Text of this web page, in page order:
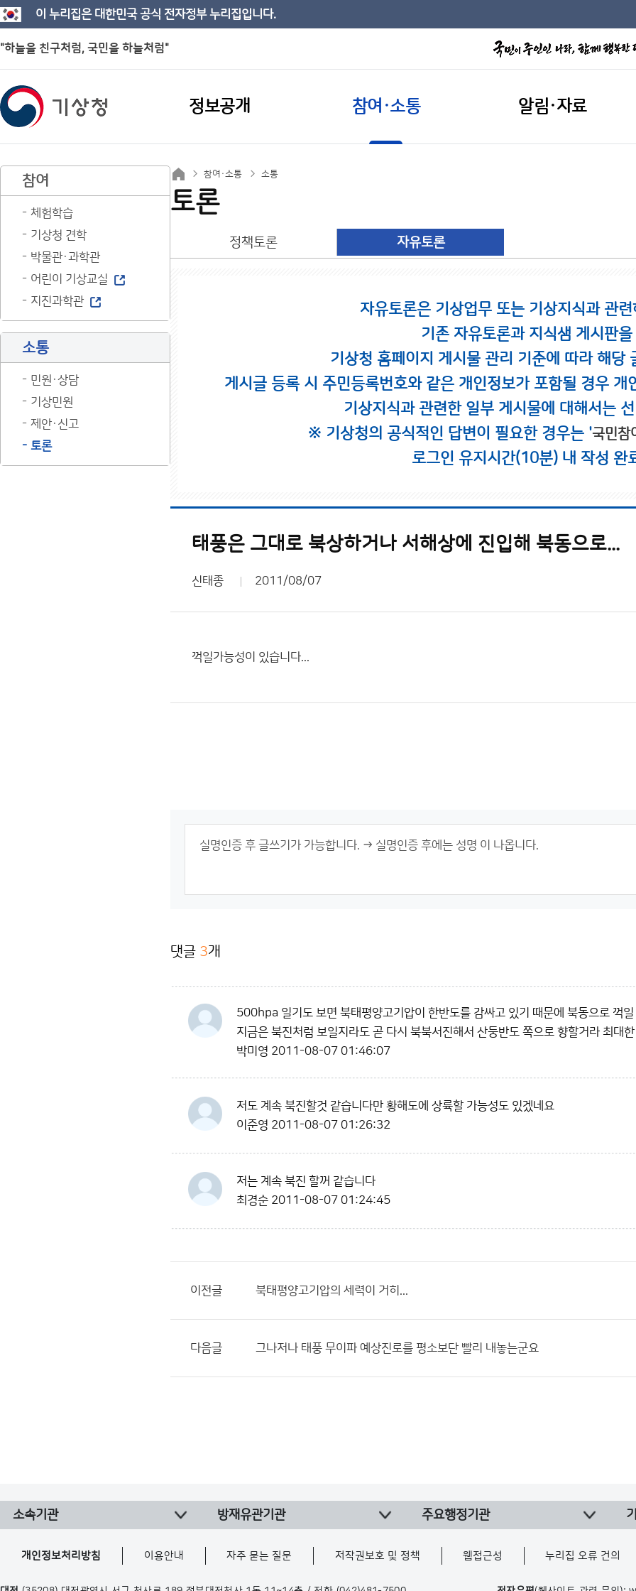
이 누리집은 대한민국 공식 전자정부 누리집입니다.
"하늘을 친구처럼, 국민을 하늘처럼"
정보공개 참여·소통 알림·자료
참여
체험학습
기상청 견학
박물관·과학관
어린이 기상교실
지진과학관
소통
민원·상담
기상민원
제안·신고
토론
참여·소통 소통
토론
정책토론 자유토론
자유토론은 기상업무 또는 기상지식과 관
기존 자유토론과 지식샘 게시판
기상청 홈페이지 게시물 관리 기준에 따라 해당
게시글 등록 시 주민등록번호와 같은 개인정보가 포함될 경우
기상지식과 관련한 일부 게시물에 대해서는
※ 기상청의 공식적인 답변이 필요한 경우는 '국민참
로그인 유지시간(10분) 내 작성 완
태풍은 그대로 북상하거나 서해상에 진입해 북동으로...
신태종 2011/08/07
꺽일가능성이 있습니다...
댓글 3개
500hpa 일기도 보면 북태평양고기압이 한반도를 감싸고 있기 때문에 북동으로 꺽
지금은 북진처럼 보일지라도 곧 다시 북북서진해서 산둥반도 쪽으로 향할거라 최대
박미영 2011-08-07 01:46:07
저도 계속 북진할것 같습니다만 황해도에 상륙할 가능성도 있겠네요
이준영 2011-08-07 01:26:32
저는 계속 북진 할꺼 같습니다
최경순 2011-08-07 01:24:45
이전글 북태평양고기압의 세력이 거히...
다음글 그나저나 태풍 무이파 예상진로를 평소보단 빨리 내놓는군요
소속기관 방재유관기관 주요행정기관
개인정보처리방침 이용안내 자주 묻는 질문 저작권보호 및 정책 웹접근성 누리집 오류 건의